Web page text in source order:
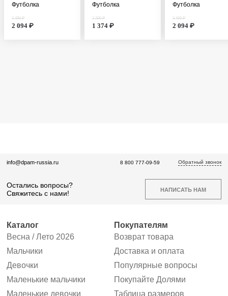
Футболка
3 490 ₽
2 094 ₽
Футболка
2 290 ₽
1 374 ₽
Футболка
3 490 ₽
2 094 ₽
info@dpam-russia.ru
Остались вопросы?
Свяжитесь с нами!
НАПИСАТЬ НАМ
8 800 777-09-59 Обратный звонок
Каталог
Весна / Лето 2026
Мальчики
Девочки
Маленькие мальчики
Маленькие девочки
Покупателям
Возврат товара
Доставка и оплата
Популярные вопросы
Покупайте Долями
Таблица размеров